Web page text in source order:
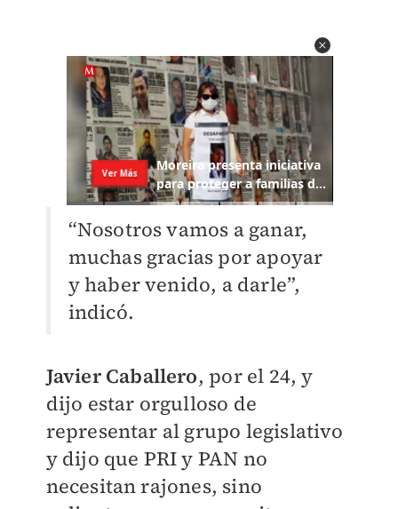
“Nosotros vamos a ganar,
muchas gracias por apoyar
y haber venido, a darle”,
indicó.
Javier Caballero, por el 24, y
dijo estar orgulloso de
representar al grupo legislativo
y dijo que PRI y PAN no
necesitan rajones, sino